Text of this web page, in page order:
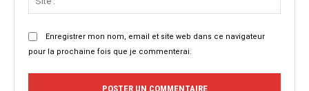
Enregistrer mon nom, email et site web dans ce navigateur
pour la prochaine fois que je commenterai.